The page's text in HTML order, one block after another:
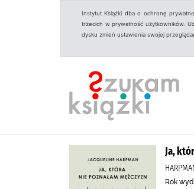
Instytut Książki dba o ochronę
trzecich w prywatność użytkowników.
dysku zmień ustawienia swojej
Ja,
Rok